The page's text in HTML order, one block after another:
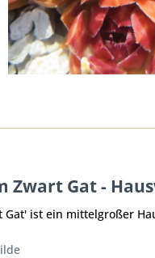
Zwart Gat -
Gat' ist ein mittelgroßer